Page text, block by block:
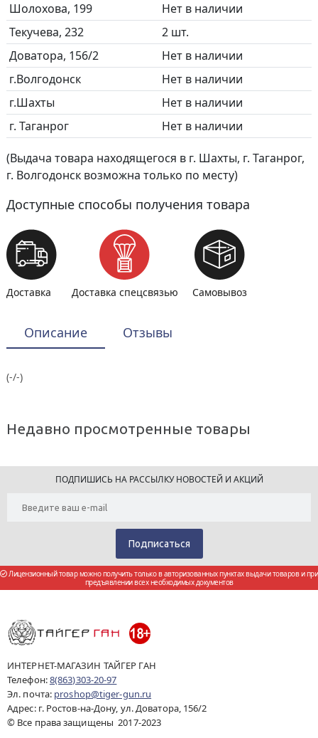
Шолохова, 199
Нет в наличии
Текучева, 232
2 шт.
Доватора, 156/2
Нет в наличии
г.Волгодонск
Нет в наличии
г.Шахты
Нет в наличии
г. Таганрог
Нет в наличии
(Выдача товара находящегося в г. Шахты, г. Таганрог,
г. Волгодонск возможна только по месту)
Доступные способы получения товара
Доставка Доставка спецсвязью Самовывоз
Описание Отзывы
(-/-)
Недавно просмотренные товары
ПОДПИШИСЬ НА РАССЫЛКУ НОВОСТЕЙ И АКЦИЙ
Лицензионный товар можно получить только в авторизованных пунктах выдачи товаров и при
предъявлении всех необходимых документов
ИНТЕРНЕТ-МАГАЗИН ТАЙГЕР ГАН
Телефон:8(863)303-20-97
Эл. почта: proshop@tiger-gun.ru
Адрес: г. Ростов-на-Дону, ул. Доватора, 156/2
© Все права защищены 2017-2023